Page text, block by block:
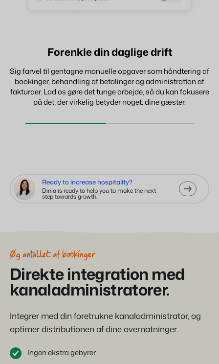
Forenkle din daglige drift
Sig farvel til gentagne manuelle opgaver som håndtering af
bookinger, behandling af betalinger og administration af
fakturaer. Lad os gøre det tunge arbejde, så du kan fokusere
på det, der virkelig betyder noget: dine gæster.
Modtag betalinger med lethed
Træf datadrevne beslutninger
Ready to increase hospitality?
Dinia is ready to help you to make the next
step towards growth.
Øg antallet af bookinger
Direkte integration med
kanaladministratorer.
Integrer med din foretrukne kanaladministrator, og
optimer distributionen af dine overnatninger.
Ingen ekstra gebyrer